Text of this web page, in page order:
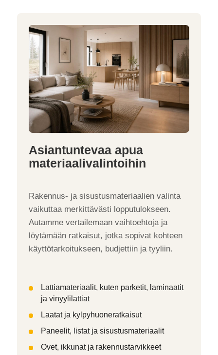
Asiantuntevaa apua
materiaalivalintoihin
Rakennus- ja sisustusmateriaalien valinta
vaikuttaa merkittävästi lopputulokseen.
Autamme vertailemaan vaihtoehtoja ja
löytämään ratkaisut, jotka sopivat kohteen
käyttötarkoitukseen, budjettiin ja tyyliin.
Lattiamateriaalit, kuten parketit, laminaatit
ja vinyylilattiat
Laatat ja kylpyhuoneratkaisut
Paneelit, listat ja sisustusmateriaalit
Ovet, ikkunat ja rakennustarvikkeet